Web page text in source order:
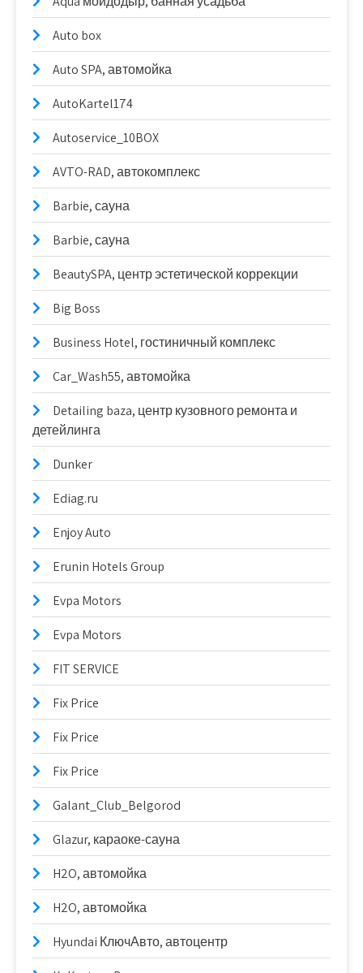
Auto box
Auto SPA, автомойка
AutoKartel174
Autoservice_10BOX
AVTO-RAD, автокомплекс
Barbie, сауна
Barbie, сауна
BeautySPA, центр эстетической коррекции
Big Boss
Business Hotel, гостиничный комплекс
Car_Wash55, автомойка
Detailing baza, центр кузовного ремонта и
детейлинга
Dunker
Ediag.ru
Enjoy Auto
Erunin Hotels Group
Evpa Motors
Evpa Motors
FIT SERVICE
Fix Price
Fix Price
Fix Price
Galant_Club_Belgorod
Glazur, караоке-сауна
H2O, автомойка
H2O, автомойка
Hyundai КлючАвто, автоцентр